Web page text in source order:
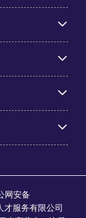
网安备
服务有限公司